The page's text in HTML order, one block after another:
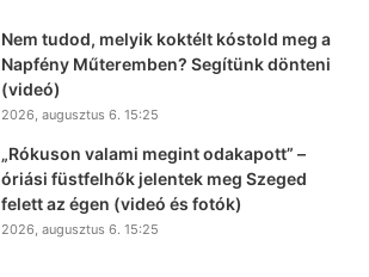
Nem tudod, melyik koktélt kóstold meg a
Napfény Műteremben? Segítünk dönteni
(videó)
2026, augusztus 6. 15:25
„Rókuson valami megint odakapott” –
óriási füstfelhők jelentek meg Szeged
felett az égen (videó és fotók)
2026, augusztus 6. 15:25